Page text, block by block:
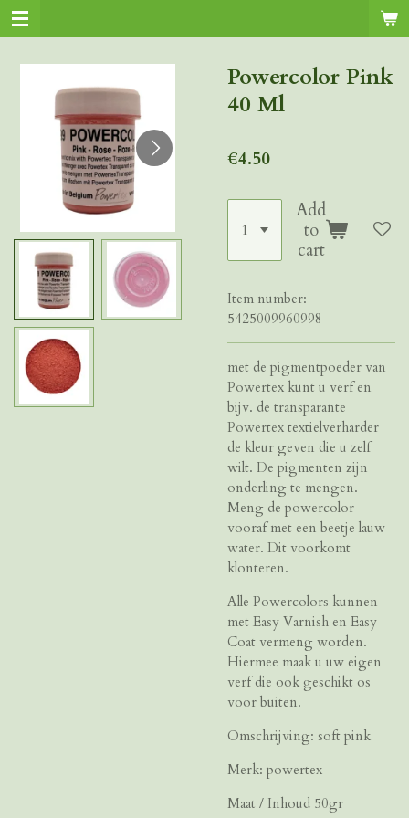
Skip
to
Powercolor Pink
40 Ml
€4.50
Add
to
cart
Item number:
5425009960998
met de pigmentpoeder van
Powertex kunt u verf en
bijv. de transparante
Powertex textielverharder
de kleur geven die u zelf
wilt. De pigmenten zijn
onderling te mengen.
Meng de powercolor
vooraf met een beetje lauw
water. Dit voorkomt
klonteren.
Alle Powercolors kunnen
met Easy Varnish en Easy
Coat vermeng worden.
Hiermee maak u uw eigen
verf die ook geschikt os
voor buiten.
Omschrijving: soft pink
Merk: powertex
Maat / Inhoud 50gr